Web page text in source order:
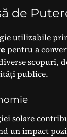
de
utilizabile
pentru a
scopuri,
publice.
solare
un impact